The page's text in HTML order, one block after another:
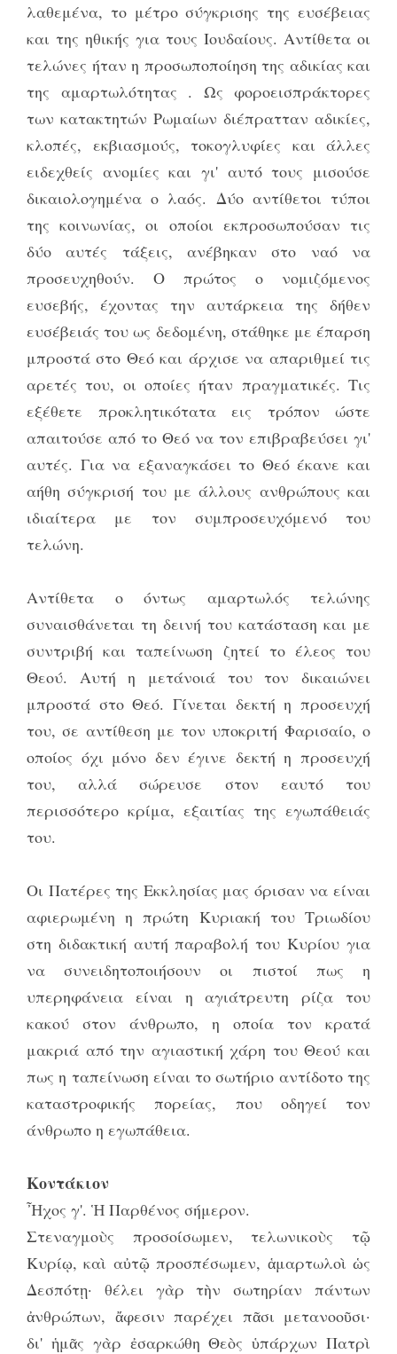
λαθεμένα, το μέτρο σύγκρισης της ευσέβειας
και της ηθικής για τους Ιουδαίους. Αντίθετα οι
τελώνες ήταν η προσωποποίηση της αδικίας και
της αμαρτωλότητας . Ως φοροεισπράκτορες
των κατακτητών Ρωμαίων διέπρατταν αδικίες,
κλοπές, εκβιασμούς, τοκογλυφίες και άλλες
ειδεχθείς ανομίες και γι' αυτό τους μισούσε
δικαιολογημένα ο λαός. Δύο αντίθετοι τύποι
της κοινωνίας, οι οποίοι εκπροσωπούσαν τις
δύο αυτές τάξεις, ανέβηκαν στο ναό να
προσευχηθούν. Ο πρώτος ο νομιζόμενος
ευσεβής, έχοντας την αυτάρκεια της δήθεν
ευσέβειάς του ως δεδομένη, στάθηκε με έπαρση
μπροστά στο Θεό και άρχισε να απαριθμεί τις
αρετές του, οι οποίες ήταν πραγματικές. Τις
εξέθετε προκλητικότατα εις τρόπον ώστε
απαιτούσε από το Θεό να τον επιβραβεύσει γι'
αυτές. Για να εξαναγκάσει το Θεό έκανε και
αήθη σύγκρισή του με άλλους ανθρώπους και
ιδιαίτερα με τον συμπροσευχόμενό του
τελώνη.
Αντίθετα ο όντως αμαρτωλός τελώνης
συναισθάνεται τη δεινή του κατάσταση και με
συντριβή και ταπείνωση ζητεί το έλεος του
Θεού. Αυτή η μετάνοιά του τον δικαιώνει
μπροστά στο Θεό. Γίνεται δεκτή η προσευχή
του, σε αντίθεση με τον υποκριτή Φαρισαίο, ο
οποίος όχι μόνο δεν έγινε δεκτή η προσευχή
του, αλλά σώρευσε στον εαυτό του
περισσότερο κρίμα, εξαιτίας της εγωπάθειάς
του.
Οι Πατέρες της Εκκλησίας μας όρισαν να είναι
αφιερωμένη η πρώτη Κυριακή του Τριωδίου
στη διδακτική αυτή παραβολή του Κυρίου για
να συνειδητοποιήσουν οι πιστοί πως η
υπερηφάνεια είναι η αγιάτρευτη ρίζα του
κακού στον άνθρωπο, η οποία τον κρατά
μακριά από την αγιαστική χάρη του Θεού και
πως η ταπείνωση είναι το σωτήριο αντίδοτο της
καταστροφικής πορείας, που οδηγεί τον
άνθρωπο η εγωπάθεια.
Κοντάκιον
Ἦχος γ'. Ἡ Παρθένος σήμερον.
Στεναγμοὺς προσοίσωμεν, τελωνικοὺς τῷ
Κυρίῳ, καὶ αὐτῷ προσπέσωμεν, ἁμαρτωλοὶ ὡς
Δεσπότῃ· θέλει γὰρ τὴν σωτηρίαν πάντων
ἀνθρώπων, ἄφεσιν παρέχει πᾶσι μετανοοῦσι·
δι' ἡμᾶς γὰρ ἐσαρκώθη Θεὸς ὑπάρχων Πατρὶ